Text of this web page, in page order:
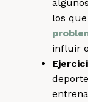
los
influir